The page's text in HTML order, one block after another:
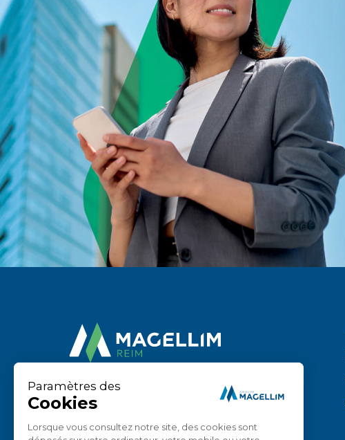
44 Avenue de Villiers
75 017 Paris